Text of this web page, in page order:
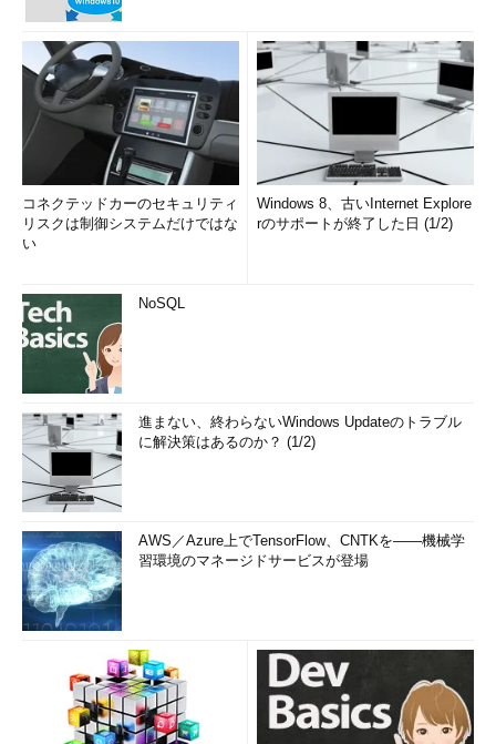
コネクテッドカーのセキュリティ
リスクは制御システムだけではな
い
Windows 8、古いInternet Explore
rのサポートが終了した日 (1/2)
NoSQL
進まない、終わらないWindows Updateのトラブル
に解決策はあるのか？ (1/2)
AWS／Azure上でTensorFlow、CNTKを――機械学
習環境のマネージドサービスが登場